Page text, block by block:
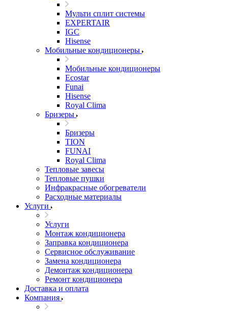
Мульти сплит системы
EXPERTAIR
IGC
Hisense
Мобильные кондиционеры
Мобильные кондиционеры
Ecostar
Funai
Hisense
Royal Clima
Бризеры
Бризеры
TION
FUNAI
Royal Clima
Тепловые завесы
Тепловые пушки
Инфракрасные обогреватели
Расходные материалы
Услуги
Услуги
Монтаж кондиционера
Заправка кондиционера
Сервисное обслуживание
Замена кондиционера
Демонтаж кондиционера
Ремонт кондиционера
Доставка и оплата
Компания